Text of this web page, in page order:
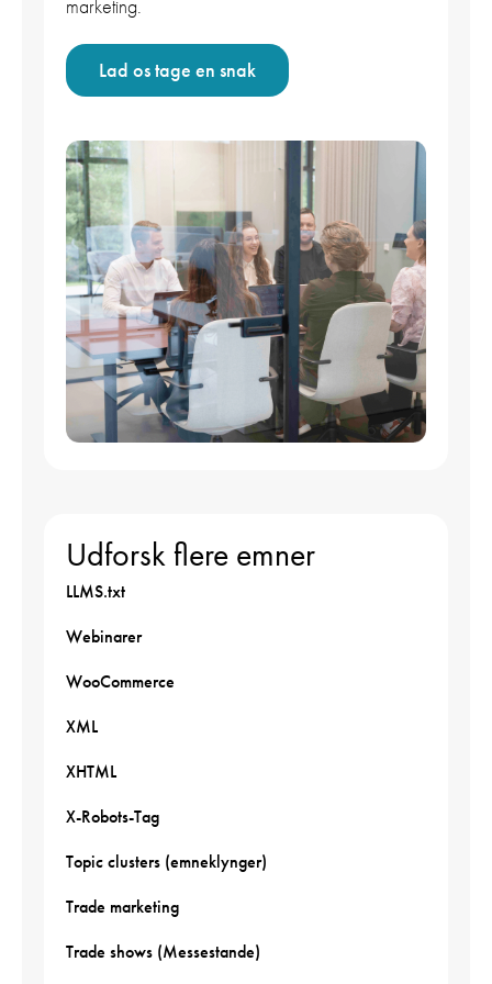
marketing.
Lad os tage en snak
Udforsk flere emner
LLMS.txt
Webinarer
WooCommerce
XML
XHTML
X-Robots-Tag
Topic clusters (emneklynger)
Trade marketing
Trade shows (Messestande)